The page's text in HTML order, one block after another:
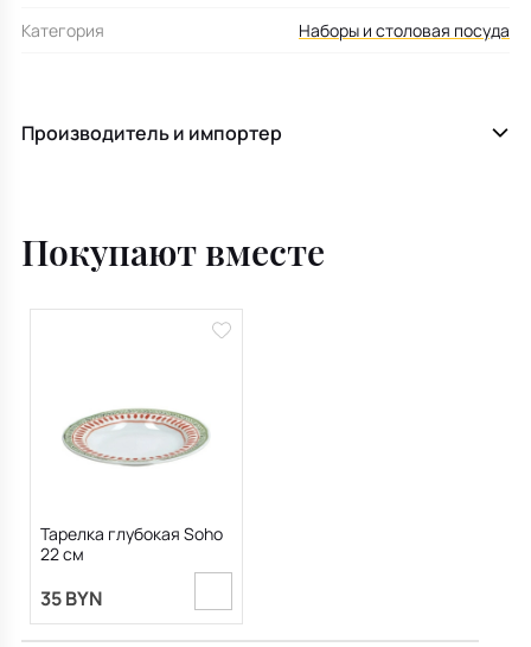
Категория
Наборы и столовая посуда
Производитель и импортер
Покупают вместе
Тарелка глубокая Soho
22 см
35 BYN